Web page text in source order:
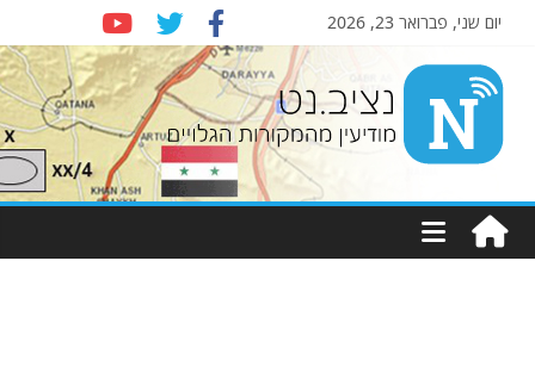
יום שני, פברואר 23, 2026
Nziv.net
מודיעין
מהמקורות